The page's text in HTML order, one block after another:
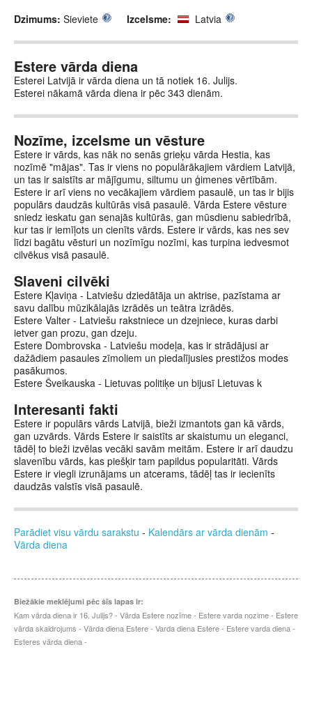
Dzimums: Sieviete Izcelsme: Latvia
Estere vārda diena
Esterei Latvijā ir vārda diena un tā notiek 16. Julijs.
Esterei nākamā vārda diena ir pēc 343 dienām.
Nozīme, izcelsme un vēsture
Estere ir vārds, kas nāk no senās grieķu vārda Hestia, kas
nozīmē "mājas". Tas ir viens no populārākajiem vārdiem Latvijā,
un tas ir saistīts ar mājīgumu, siltumu un ģimenes vērtībām.
Estere ir arī viens no vecākajiem vārdiem pasaulē, un tas ir bijis
populārs daudzās kultūrās visā pasaulē. Vārda Estere vēsture
sniedz ieskatu gan senajās kultūrās, gan mūsdienu sabiedrībā,
kur tas ir iemīļots un cienīts vārds. Estere ir vārds, kas nes sev
līdzi bagātu vēsturi un nozīmīgu nozīmi, kas turpina iedvesmot
cilvēkus visā pasaulē.
Slaveni cilvēki
Estere Kļaviņa - Latviešu dziedātāja un aktrise, pazīstama ar
savu dalību mūzikālajās izrādēs un teātra izrādēs.
Estere Valter - Latviešu rakstniece un dzejniece, kuras darbi
ietver gan prozu, gan dzeju.
Estere Dombrovska - Latviešu modeļa, kas ir strādājusi ar
dažādiem pasaules zīmoliem un piedalījusies prestižos modes
pasākumos.
Estere Šveikauska - Lietuvas politiķe un bijusī Lietuvas k
Interesanti fakti
Estere ir populārs vārds Latvijā, bieži izmantots gan kā vārds,
gan uzvārds. Vārds Estere ir saistīts ar skaistumu un eleganci,
tādēļ to bieži izvēlas vecāki savām meitām. Estere ir arī daudzu
slavenību vārds, kas piešķir tam papildus popularitāti. Vārds
Estere ir viegli izrunājams un atcerams, tādēļ tas ir iecienīts
daudzās valstīs visā pasaulē.
Parādiet visu vārdu sarakstu - Kalendārs ar vārda dienām -
Vārda diena
Biežākie meklējumi pēc šīs lapas ir:
Kam vārda diena ir 16. Julijs? - Vārda Estere nozīme - Estere varda nozime - Estere
vārda skaidrojums - Vārda diena Estere - Varda diena Estere - Estere varda diena -
Esteres vārda diena -